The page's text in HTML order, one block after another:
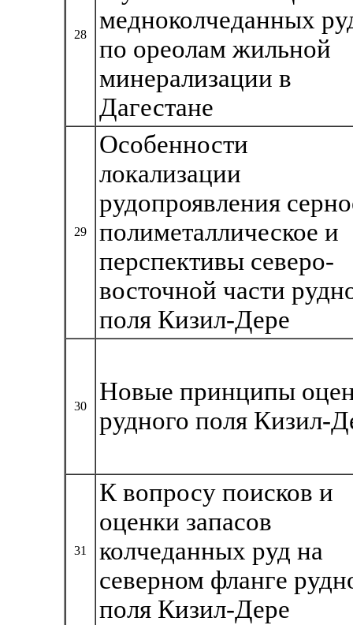
28
медноколчеданных
по ореолам жильной
минерализации в
Дагестане
29
Особенности
локализации
рудопроявления
полиметаллическое и
перспективы северо-
восточной части
поля Кизил-Дере
30
Новые принципы
рудного поля Кизил-
31
К вопросу поисков и
оценки запасов
колчеданных руд на
северном фланге
поля Кизил-Дере